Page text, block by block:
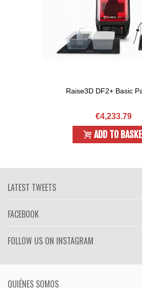
Raise3D DF2+ Basic
€4,233.79
ADD TO
LATEST TWEETS
FACEBOOK
FOLLOW US ON INSTAGRAM
QUIÉNES SOMOS